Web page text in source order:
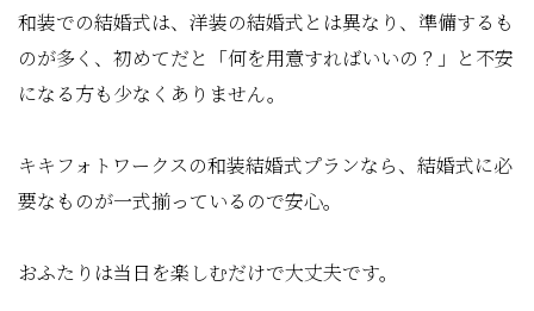
和装での結婚式は、洋装の結婚式とは異なり、準備するも
のが多く、初めてだと「何を用意すればいいの？」と不安
になる方も少なくありません。
キキフォトワークスの和装結婚式プランなら、結婚式に必
要なものが一式揃っているので安心。
おふたりは当日を楽しむだけで大丈夫です。